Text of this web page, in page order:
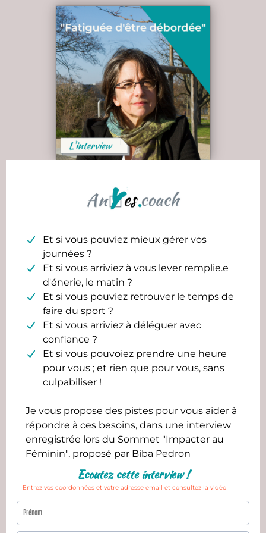
Et si vous pouviez mieux gérer vos
journées ?
Et si vous arriviez à vous lever remplie.e
d'énerie, le matin ?
Et si vous pouviez retrouver le temps de
faire du sport ?
Et si vous arriviez à déléguer avec
confiance ?
Et si vous pouvoiez prendre une heure
pour vous ; et rien que pour vous, sans
culpabiliser !
Je vous propose des pistes pour vous aider à
répondre à ces besoins, dans une interview
enregistrée lors du Sommet "Impacter au
Féminin", proposé par Biba Pedron
Ecoutez cette interview !
Entrez vos coordonnées et votre adresse email et consultez la vidéo